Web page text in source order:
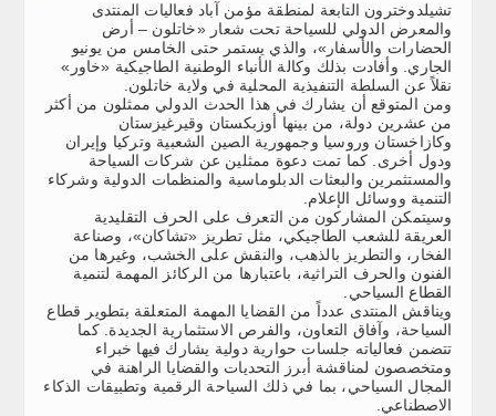
تشيلدوخترون التابعة لمنطقة مؤمن آباد فعاليات المنتدى
والمعرض الدولي للسياحة تحت شعار «خاتلون – أرض
الحضارات والأسفار»، والذي يستمر حتى الخامس من يونيو
الجاري. وأفادت بذلك وكالة الأنباء الوطنية الطاجيكية «خاور»
نقلاً عن السلطة التنفيذية المحلية في ولاية خاتلون.
ومن المتوقع أن يشارك في هذا الحدث الدولي ممثلون من أكثر
من عشرين دولة، من بينها أوزبكستان وقيرغيزستان
وكازاخستان وروسيا وجمهورية الصين الشعبية وتركيا وإيران
ودول أخرى. كما تمت دعوة ممثلين عن شركات السياحة
والمستثمرين والبعثات الدبلوماسية والمنظمات الدولية وشركاء
التنمية ووسائل الإعلام.
وسيتمكن المشاركون من التعرف على الحرف التقليدية
العريقة للشعب الطاجيكي، مثل تطريز «تشاكان»، وصناعة
الفخار، والتطريز بالذهب، والنقش على الخشب، وغيرها من
الفنون والحرف التراثية، باعتبارها من الركائز المهمة لتنمية
القطاع السياحي.
ويناقش المنتدى عدداً من القضايا المهمة المتعلقة بتطوير قطاع
السياحة، وآفاق التعاون، والفرص الاستثمارية الجديدة. كما
تتضمن فعالياته جلسات حوارية دولية يشارك فيها خبراء
ومتخصصون لمناقشة أبرز التحديات والقضايا الراهنة في
المجال السياحي، بما في ذلك السياحة الرقمية وتطبيقات الذكاء
الاصطناعي.